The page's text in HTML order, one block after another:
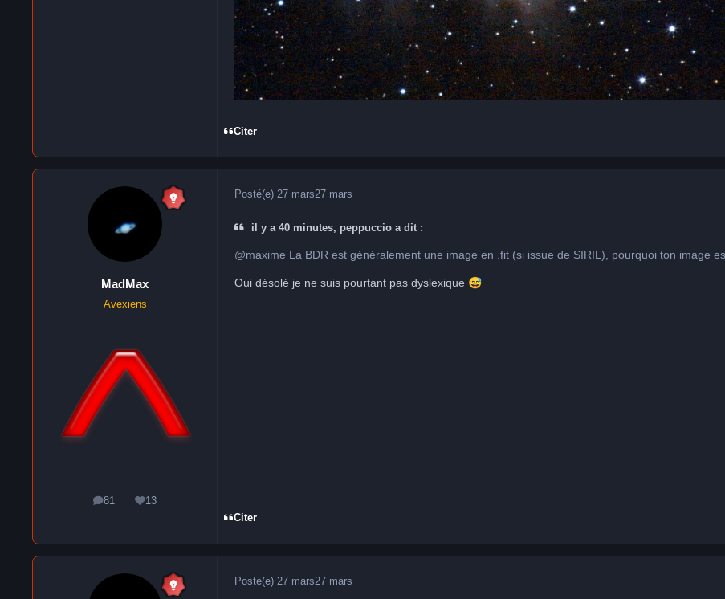
Citer
MadMax
Avexiens
81
messages13
Réputation
Posté(e) 27 mars27 mars
il y a 40 minutes, peppuccio a dit :
@maxime La BDR est généralement une image en .fit (si issue de SIRIL), pourquoi ton image
Oui désolé je ne suis pourtant pas dyslexique 😅
Citer
Posté(e) 27 mars27 mars